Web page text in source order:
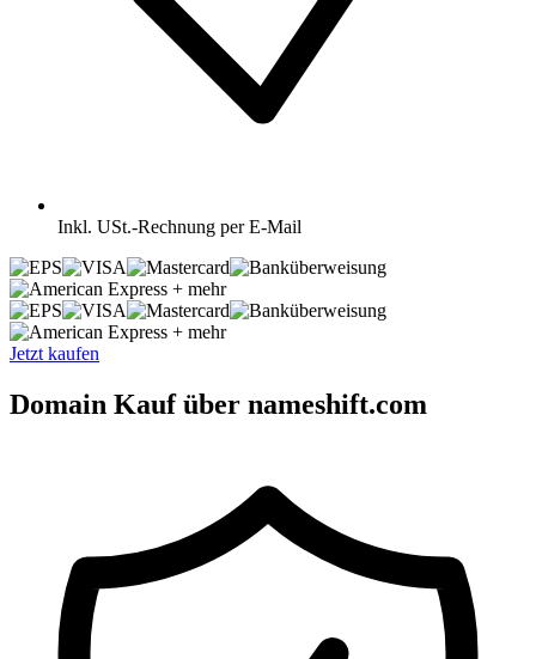
Inkl. USt.-Rechnung per E-Mail
+ mehr
+ mehr
Jetzt kaufen
Domain Kauf über nameshift.com